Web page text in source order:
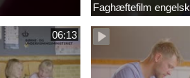
Faghæftefilm engelsk
06:13